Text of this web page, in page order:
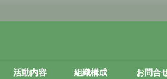
活動内容 組織構成 お問合